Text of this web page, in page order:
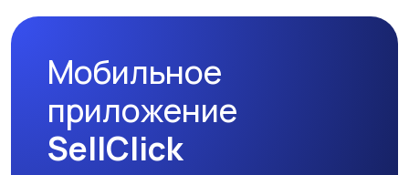
Мобильное
приложение
SellClick